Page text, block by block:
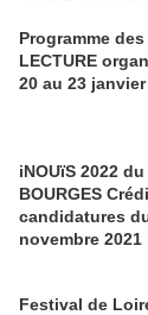
Programme
LECTURE
20 au 23 janvier
iNOUïS 2022 du
BOURGES
candidatures du 11 octobre au 10
novembre 2021
Festival de